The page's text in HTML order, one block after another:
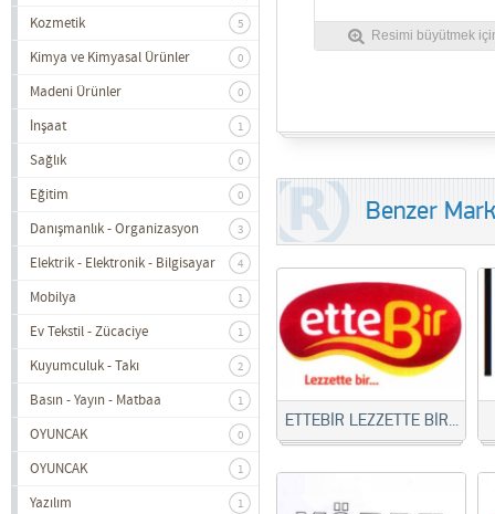
Resimi büyütmek
Benzer
ETTEBİR LEZZETTE BİR...
Kozmetik 5
Kimya ve Kimyasal Ürünler 0
Madeni Ürünler 0
İnşaat 1
Sağlık 0
Eğitim 0
Danışmanlık - Organizasyon 3
Elektrik - Elektronik - Bilgisayar 4
Mobilya 1
Ev Tekstil - Zücaciye 1
Kuyumculuk - Takı 2
Basın - Yayın - Matbaa 1
OYUNCAK 0
OYUNCAK 1
Yazılım 1